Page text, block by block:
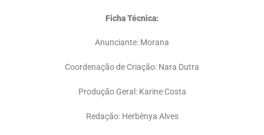
Ficha Técnica:
Anunciante: Morana
Coordenação de Criação: Nara Dutra
Produção Geral: Karine Costa
Redação: Herbênya Alves